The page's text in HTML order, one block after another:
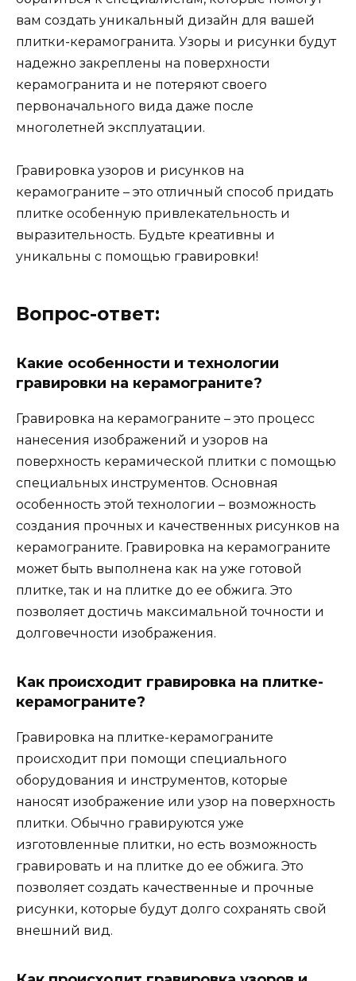
вам создать уникальный дизайн для вашей
плитки-керамогранита. Узоры и рисунки будут
надежно закреплены на поверхности
керамогранита и не потеряют своего
первоначального вида даже после
многолетней эксплуатации.
Гравировка узоров и рисунков на
керамограните – это отличный способ придать
плитке особенную привлекательность и
выразительность. Будьте креативны и
уникальны с помощью гравировки!
Вопрос-ответ:
Какие особенности и технологии
гравировки на керамограните?
Гравировка на керамограните – это процесс
нанесения изображений и узоров на
поверхность керамической плитки с помощью
специальных инструментов. Основная
особенность этой технологии – возможность
создания прочных и качественных рисунков на
керамограните. Гравировка на керамограните
может быть выполнена как на уже готовой
плитке, так и на плитке до ее обжига. Это
позволяет достичь максимальной точности и
долговечности изображения.
Как происходит гравировка на плитке-
керамограните?
Гравировка на плитке-керамограните
происходит при помощи специального
оборудования и инструментов, которые
наносят изображение или узор на поверхность
плитки. Обычно гравируются уже
изготовленные плитки, но есть возможность
гравировать и на плитке до ее обжига. Это
позволяет создать качественные и прочные
рисунки, которые будут долго сохранять свой
внешний вид.